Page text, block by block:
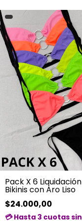
Pack X 6 Liquidación
Bikinis con Aro Liso
$24.000,00